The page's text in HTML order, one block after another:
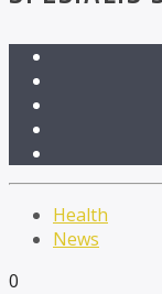
Health
News
0